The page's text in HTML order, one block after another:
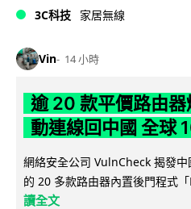
3C科技 家居無線
Vin 14 小時
逾 20 款平價路由
動連線回中國 全球
網絡安全公司 VulnCheck 揭發
的 20 多款路由器內置後門程式
讀全文